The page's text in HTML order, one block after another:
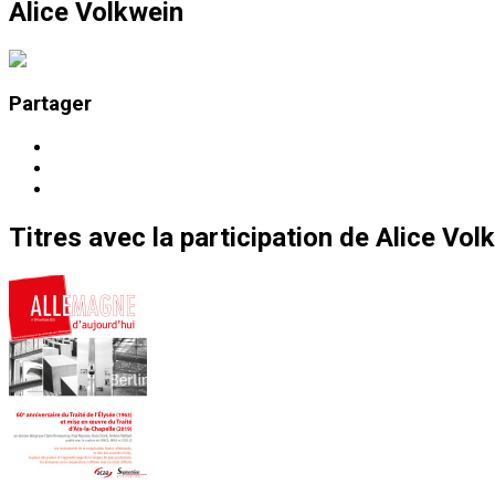
Alice Volkwein
Partager
Titres avec la participation de Alice